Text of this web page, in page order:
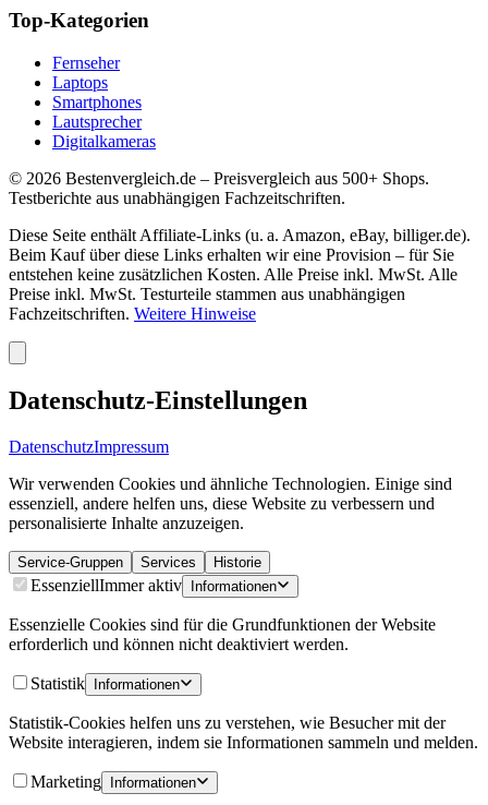
Top-Kategorien
Fernseher
Laptops
Smartphones
Lautsprecher
Digitalkameras
© 2026 Bestenvergleich.de – Preisvergleich aus 500+ Shops.
Testberichte aus unabhängigen Fachzeitschriften.
Diese Seite enthält Affiliate-Links (u. a. Amazon, eBay, billiger.de).
Beim Kauf über diese Links erhalten wir eine Provision – für Sie
entstehen keine zusätzlichen Kosten. Alle Preise inkl. MwSt. Alle
Preise inkl. MwSt. Testurteile stammen aus unabhängigen
Fachzeitschriften. Weitere Hinweise
Datenschutz-Einstellungen
DatenschutzImpressum
Wir verwenden Cookies und ähnliche Technologien. Einige sind
essenziell, andere helfen uns, diese Website zu verbessern und
personalisierte Inhalte anzuzeigen.
Service-Gruppen Services Historie
EssenziellImmer aktiv Informationen
Essenzielle Cookies sind für die Grundfunktionen der Website
erforderlich und können nicht deaktiviert werden.
Statistik Informationen
Statistik-Cookies helfen uns zu verstehen, wie Besucher mit der
Website interagieren, indem sie Informationen sammeln und melden.
Marketing Informationen